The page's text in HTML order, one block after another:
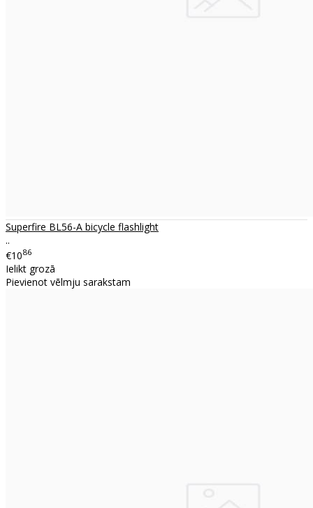
Superfire BL56-A bicycle flashlight
..
€1086
Ielikt grozā
Pievienot vēlmju sarakstam